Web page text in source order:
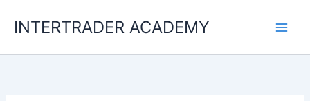
INTERTRADER ACADEMY